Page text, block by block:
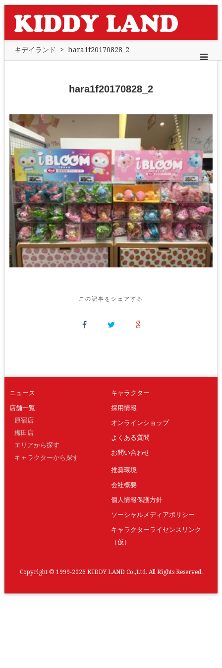
キデイランド > hara1f20170828_2
hara1f20170828_2
この記事をシェアする
ニュース
店舗一覧
原宿店
梅田店
エリアから探す
キャラクターから探す
キャラクター
採用情報
オンラインショップ
よくある質問
お問い合わせ
推奨環境
会社概要
個人情報保護方針
ソーシャルメディアポリシー
キャラクターライセンスリンク
（仮）
Copyright © 1999-2026 KIDDY LAND Co.,Ltd. All Rights Reserved.